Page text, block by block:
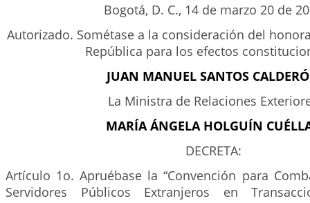
Bogotá, D. C., 14 de marzo 20 de
Autorizado. Sométase a la consideración del
República para los efectos
JUAN MANUEL SANTOS
La Ministra de Relaciones
MARÍA ÁNGELA HOLGUÍN
DECRETA:
Artículo 1o. Apruébase la “Convención para
Servidores Públicos Extranjeros en